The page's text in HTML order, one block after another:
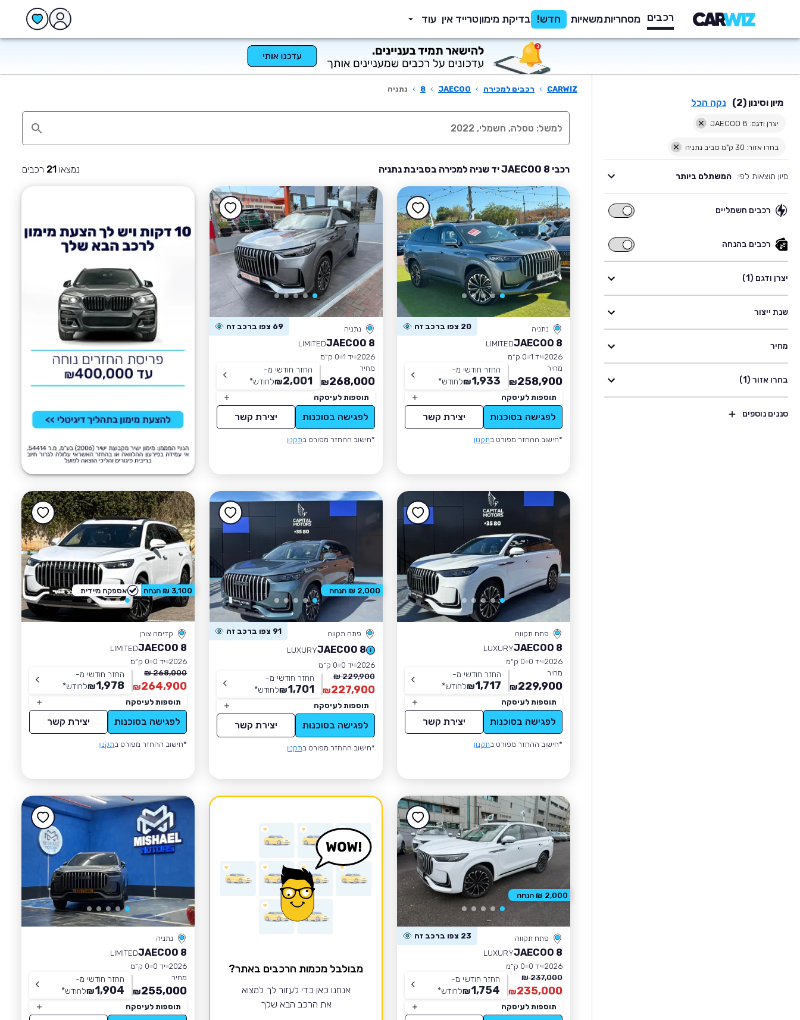
רכבים מסחריותמשאיות חדש! בדיקת מימוןטרייד אין עוד
מיון וסינון (2) נקה הכל
יצרן ודגם: JAECOO 8
בחרו אזור: 30 ק"מ סביב נתניה
מיון תוצאות לפי: המשתלם ביותר
רכבים חשמליים
רכבים
רכבים בהנחה
רכבים
בהנחה
יצרן ודגם (1)
שנת ייצור
מחיר
בחרו אזור (1)
סננים נוספים
CARWIZ
› רכבים למכירה ›
JAECOO
›
8
› נתניה
רכבי JAECOO 8 יד שניה למכירה בסביבת נתניה נמצאו 21 רכבים
נתניה 20 צפו ברכב זה
JAECOO 8
LIMITED
2026 יד 1
0 ק״מ
מחיר
258,900
₪
החזר חודשי מ-
1,933
₪לחודש*
תוספות לעיסקה
לפגישה בסוכנות יצירת קשר
*חישוב ההחזר מפורט בתקנון
נתניה 69 צפו ברכב זה
JAECOO 8
LIMITED
2026 יד 1
0 ק״מ
מחיר
268,000
₪
החזר חודשי מ-
2,001
₪לחודש*
תוספות לעיסקה
לפגישה בסוכנות יצירת קשר
*חישוב ההחזר מפורט בתקנון
פתח תקווה
JAECOO 8
LUXURY
2026 יד 0
0 ק״מ
מחיר
229,900
₪
החזר חודשי מ-
1,717
₪לחודש*
תוספות לעיסקה
לפגישה בסוכנות יצירת קשר
*חישוב ההחזר מפורט בתקנון
פתח תקווה 91 צפו ברכב זה
JAECOO 8
LUXURY
2026 יד 0
0 ק״מ
229,900 ₪
227,900
₪
החזר חודשי מ-
1,701
₪לחודש*
תוספות לעיסקה
לפגישה בסוכנות יצירת קשר
*חישוב ההחזר מפורט בתקנון
2,000 ₪ הנחה
קדימה צורן
JAECOO 8
LIMITED
2026 יד 0
0 ק״מ
268,000 ₪
264,900
₪
החזר חודשי מ-
1,978
₪לחודש*
תוספות לעיסקה
לפגישה בסוכנות יצירת קשר
*חישוב ההחזר מפורט בתקנון
3,100 ₪ הנחה אספקה מיידית
פתח תקווה 23 צפו ברכב זה
JAECOO 8
LUXURY
2026 יד 0
0 ק״מ
237,000 ₪
235,000
₪
החזר חודשי מ-
1,754
₪לחודש*
תוספות לעיסקה
2,000 ₪ הנחה
מבולבל מכמות הרכבים באתר?
אנחנו כאן כדי לעזור לך למצוא
את הרכב הבא שלך
נתניה
JAECOO 8
LIMITED
2026 יד 0
0 ק״מ
מחיר
255,000
₪
החזר חודשי מ-
1,904
₪לחודש*
תוספות לעיסקה